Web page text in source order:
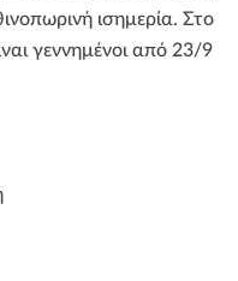
ισημερία. Στο
γεννημένοι από 23/9